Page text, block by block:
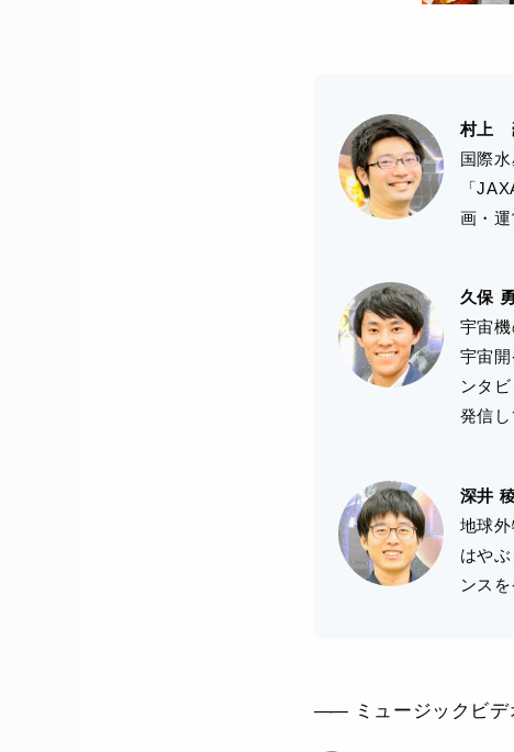
村上
国際
「
画・運
久保
宇宙
宇宙
ンタ
発信し
深井
地球
はや
ンス
ミュージックビ